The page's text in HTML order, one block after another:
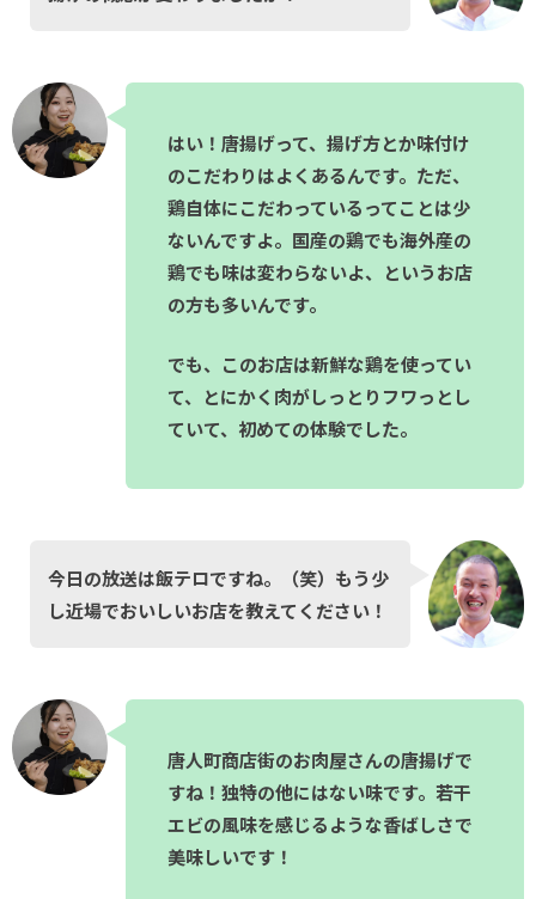
はい！唐揚げって、揚げ方とか味付け
のこだわりはよくあるんです。ただ、
鶏自体にこだわっているってことは少
ないんですよ。国産の鶏でも海外産の
鶏でも味は変わらないよ、というお店
の方も多いんです。
でも、このお店は新鮮な鶏を使ってい
て、とにかく肉がしっとりフワっとし
ていて、初めての体験でした。
今日の放送は飯テロですね。（笑）もう少
し近場でおいしいお店を教えてください！
唐人町商店街のお肉屋さんの唐揚げで
すね！独特の他にはない味です。若干
エビの風味を感じるような香ばしさで
美味しいです！